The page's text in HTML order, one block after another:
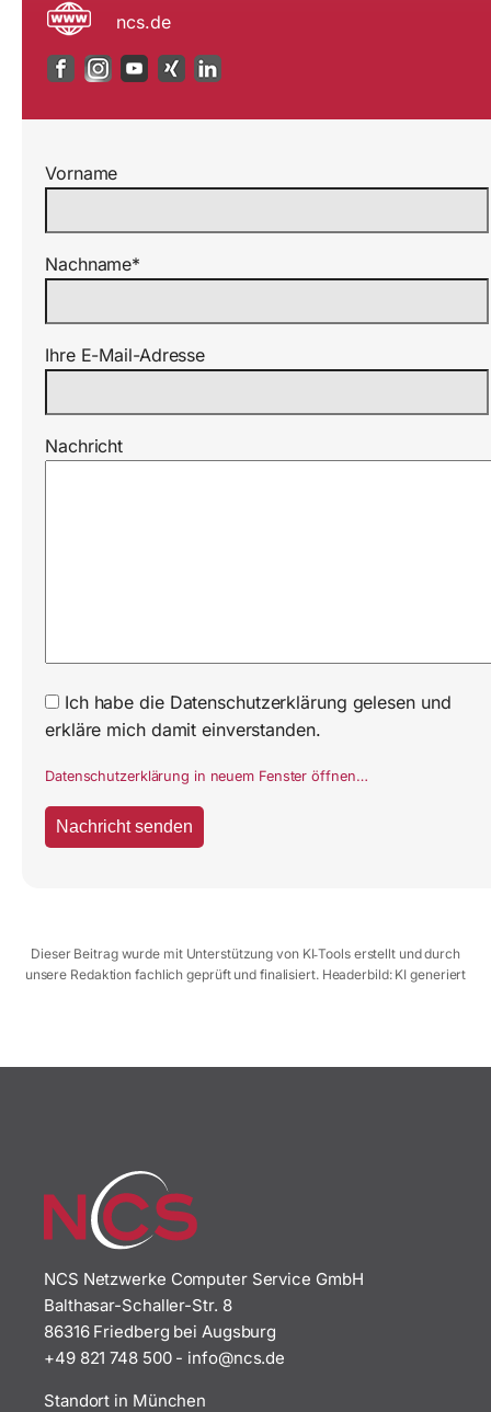
ncs.de
Vorname
Nachname*
Ihre E-Mail-Adresse
Nachricht
Ich habe die Datenschutzerklärung gelesen und
erkläre mich damit einverstanden.
Datenschutzerklärung in neuem Fenster öffnen…
Dieser Beitrag wurde mit Unterstützung von KI‑Tools erstellt und durch
unsere Redaktion fachlich geprüft und finalisiert. Headerbild: KI generiert
NCS Netzwerke Computer Service GmbH
Balthasar-Schaller-Str. 8
86316 Friedberg bei Augsburg
+49 821 748 500- ed.sc
n@ofn
i
Standort in München